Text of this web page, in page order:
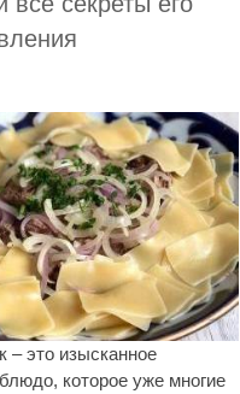
– это изысканное
которое уже многие